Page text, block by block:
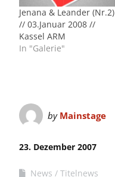
Jenana & Leander (Nr.2)
// 03.Januar 2008 //
Kassel ARM
In "Galerie"
by Mainstage
23. Dezember 2007
News Titelnews